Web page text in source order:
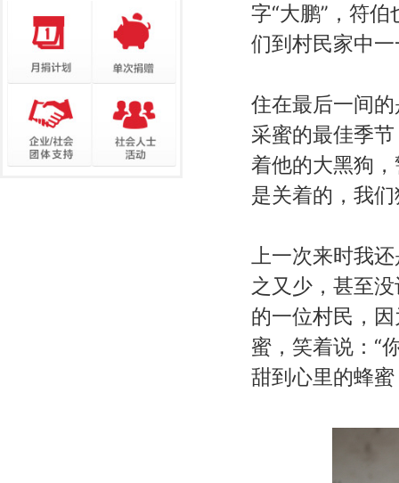
字“大鹏”，符
们到村民家中
住在最后一间
采蜜的最佳季
着他的大黑狗
是关着的，我
上一次来时我
之又少，甚至
的一位村民，
蜜，笑着说：“
甜到心里的蜂